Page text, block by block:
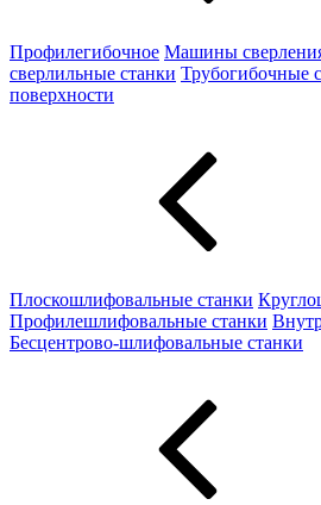
Профилегибочное Машины
сверлильные станки Трубогибочные
поверхности
Плоскошлифовальные станки
Профилешлифовальные станки
Бесцентрово-шлифовальные станки